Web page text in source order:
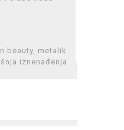
beauty, metalik
iznenađenja